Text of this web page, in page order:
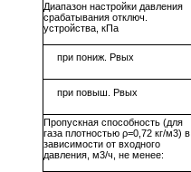
Диапазон настройки давления
срабатывания отключ.
устройства, кПа
при пониж. Рвых
при повыш. Рвых
Пропускная способность (для
газа плотностью ρ=0,72 кг/м3) в
зависимости от входного
давления, м3/ч, не менее: